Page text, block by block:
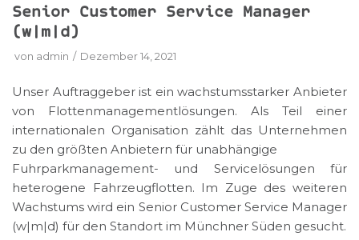
Senior Customer Service Manager
(w|m|d)
von admin Dezember 14, 2021
Unser Auftraggeber ist ein wachstumsstarker Anbieter
von Flottenmanagementlösungen. Als Teil einer
internationalen Organisation zählt das Unternehmen
zu den größten Anbietern für unabhängige
Fuhrparkmanagement- und Servicelösungen für
heterogene Fahrzeugflotten. Im Zuge des weiteren
Wachstums wird ein Senior Customer Service Manager
(w|m|d) für den Standort im Münchner Süden gesucht.